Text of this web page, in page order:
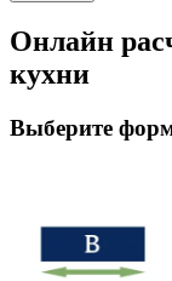
Онлайн
кухни
Выберите